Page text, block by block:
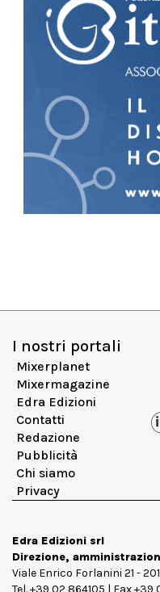
I nostri portali
Mixerplanet
Mixermagazine
Edra Edizioni
Contatti
Redazione
Pubblicità
Chi siamo
Privacy
Edra Edizioni srl
Direzione,
Viale Enrico Forlanini 21 -
Tel. +39 02 864105 | Fax +39